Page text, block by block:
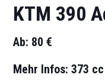
KTM 390
Ab: 80 €
Mehr Infos: 373 cc